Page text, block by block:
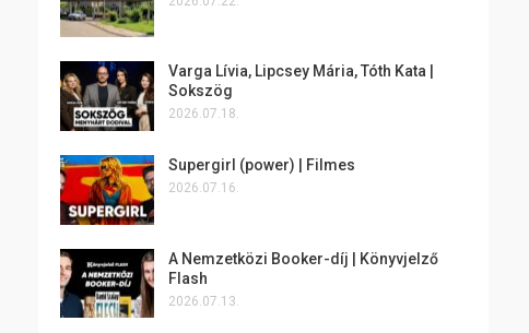
Varga Lívia, Lipcsey Mária, Tóth Kata |
Sokszög
2026.07.18.
Supergirl (power) | Filmes
2026.07.16.
A Nemzetközi Booker-díj | Könyvjelző
Flash
2026.07.13.